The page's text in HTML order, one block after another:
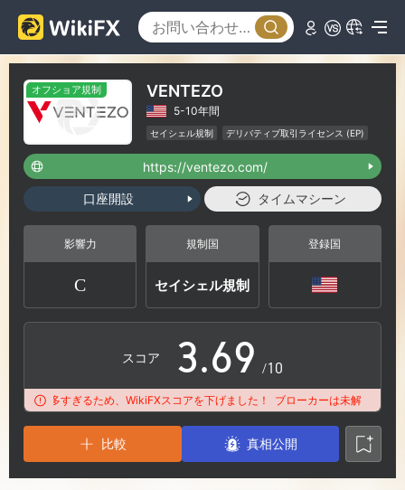
オフショア規制 VENTEZO
5-10年間
セイシェル規制
デリバティブ取引ライセンス (EP)
自社開発
疑わしい事業範囲
ハイリスクレベル
オフショア規制
https://ventezo.com/
口座開設 タイムマシーン
影響力
C
規制国
セイシェル規制
登録国
スコア
0
1
2
3
4
5
.
0
1
2
3
4
5
6
7
8
3
5
6
7
8
9 /10
苦情が多すぎるため、WikiFXスコアを下げました！ ブローカーは未解決の苦情
比較 真相公開